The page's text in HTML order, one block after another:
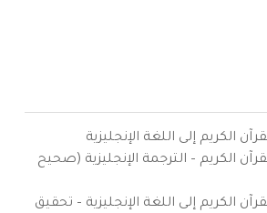
الكريم إلى اللغة الإنجليزية
الكريم – الترجمة الإنجليزية (صحيح
الكريم إلى اللغة الإنجليزية – تحقيق